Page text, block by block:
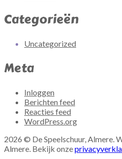
Categorieën
Uncategorized
Meta
Inloggen
Berichten feed
Reacties feed
WordPress.org
2026 © De Speelschuur, Almere.
Almere. Bekijk onze